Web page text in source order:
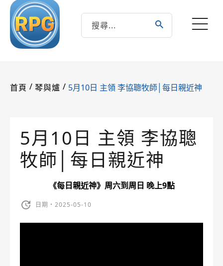
首頁 / 琴與爐 / 5月10日 主領 李協聰牧師│每日親近神
5月10日 主領 李協聰
牧師│每日親近神
《每日親近神》周六到周日 晚上9點
日期・2025-05-10